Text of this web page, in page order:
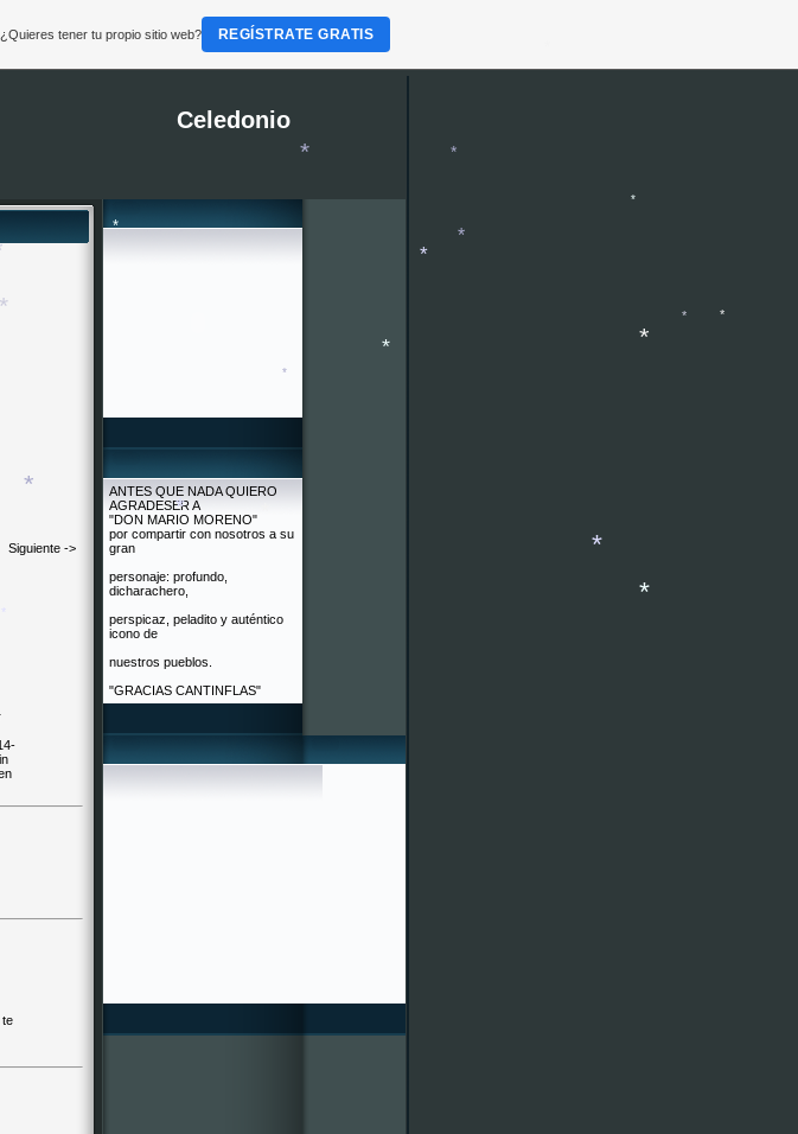
Celedonio
Siguiente ->
ANTES QUE NADA QUIERO
AGRADESER A
"DON MARIO MORENO"
por compartir con nosotros a su
gran
personaje: profundo,
dicharachero,
perspicaz, peladito y auténtico
icono de
nuestros pueblos.
"GRACIAS CANTINFLAS"
tener tu propio sitio web? REGÍSTRATE GRATIS
*